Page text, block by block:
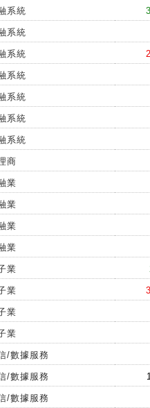
系統
系統
系統
系統
系統
系統
系統
商
業
業
業
業
業
業
業
業
/數據服務
/數據服務
/數據服務